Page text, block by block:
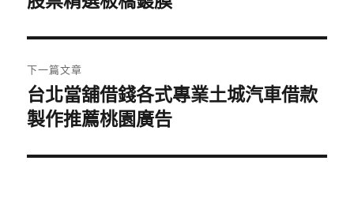
覽
文
章:
下一篇文章
下
一
文
台北當舖借錢各式專業土城汽車借款
製作推薦桃園廣告